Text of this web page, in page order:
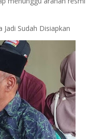
Sudah Disiapkan